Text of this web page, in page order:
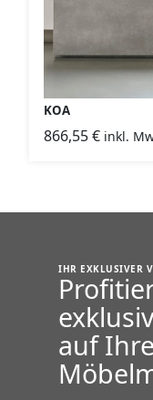
KOA
866,55€ inkl.
IHR EXKLUSIVER
auf Ihre